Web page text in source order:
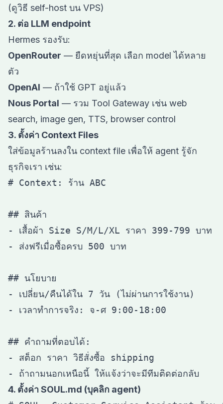
(ดูวิธี self-host บน VPS)
2. ต่อ LLM endpoint
Hermes รองรับ:
OpenRouter — ยืดหยุ่นที่สุด เลือก model ได้หลาย
ตัว
OpenAI — ถ้าใช้ GPT อยู่แล้ว
Nous Portal — รวม Tool Gateway เช่น web
search, image gen, TTS, browser control
3. ตั้งค่า Context Files
ใส่ข้อมูลร้านลงใน context file เพื่อให้ agent รู้จัก
ธุรกิจเรา เช่น:
# Context: ร้าน ABC
## สินค้า
- เสื้อผ้า Size S/M/L/XL ราคา 399-799 บาท
- ส่งฟรีเมื่อซื้อครบ 500 บาท
## นโยบาย
- เปลี่ยน/คืนได้ใน 7 วัน (ไม่ผ่านการใช้งาน)
- เวลาทำการจริง: จ-ศ 9:00-18:00
## คำถามที่ตอบได้:
- สต็อก ราคา วิธีสั่งซื้อ shipping
4. ตั้งค่า SOUL.md (บุคลิก agent)